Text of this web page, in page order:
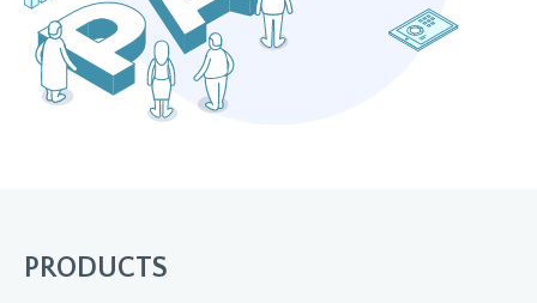
PRODUCTS